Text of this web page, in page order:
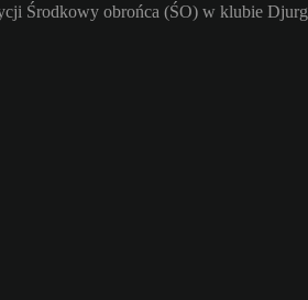
Środkowy obrońca (ŚO) w klubie